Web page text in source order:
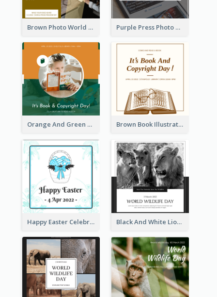
Brown Photo World Press Freedom Day Instagram Post Purple Press Photo World Press Freedom Day Instagram Post
Orange And Green Photo Book And Copyright Day Instagram Post Brown Book Illustration Book And Copyright Day Instagram Post
Happy Easter Celebration Instagram Post Black And White Lion World Wildlife Day Instagram Post